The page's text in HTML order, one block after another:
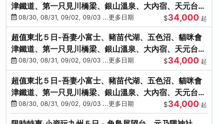
津鐵道、第一只見川橋梁、銀山溫泉、大內宿、天元台高
原纜車
08/30, 08/31, 09/02, 09/03 ...更多日期 $34,000 起
超值東北５日-吾妻小富士、豬苗代湖、五色沼、貓咪會
津鐵道、第一只見川橋梁、銀山溫泉、大內宿、天元台高
原纜車
08/30, 08/31, 09/02, 09/03 ...更多日期 $34,000 起
超值東北５日-吾妻小富士、豬苗代湖、五色沼、貓咪會
津鐵道、第一只見川橋梁、銀山溫泉、大內宿、天元台高
原纜車
08/30, 08/31, 09/02, 09/03 ...更多日期 $34,000 起